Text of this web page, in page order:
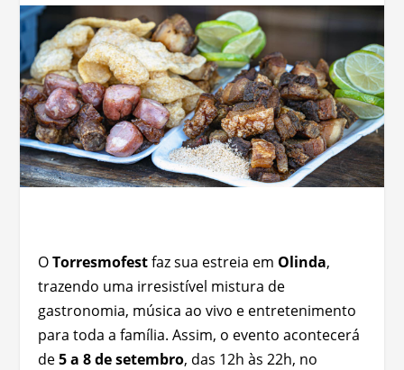
OTorresmofestfaz sua estreia em Olinda,
trazendo uma irresistível mistura de
gastronomia, música ao vivo e entretenimento
para toda a família. Assim, o evento acontecerá
de5 a 8 de setembro, das 12h às 22h, no